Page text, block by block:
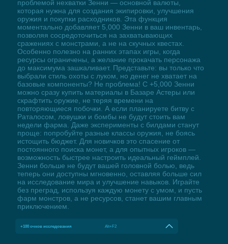
проблемой нехватки Зенни — основной валюты,
которая нужна для создания экипировки, улучшения
оружия и покупки расходников. Эта функция
моментально добавляет 5,000 Зенни в ваш инвентарь,
позволяя сосредоточиться на захватывающих
сражениях с монстрами, а не на скучных квестах.
Особенно полезно на ранних этапах игры, когда
ресурсы ограничены, а желание прокачать персонажа
до максимума зашкаливает. Представьте: вы только что
выбрали стиль охоты с луком, но денег не хватает на
базовые компоненты? Не проблема! С +5,000 Зенни
можно сразу купить материалы в Базаре Астеры или
скрафтить оружие, не теряя времени на
повторяющиеся побочки. А если планируете битву с
Раталосом, ловушки и бомбы не будут стоить вам
недели фарма. Даже эксперименты с билдами станут
проще: попробуйте разные классы оружия, не боясь
истощить бюджет. Для новичков это спасение от
постоянного поиска монет, а для опытных игроков —
возможность быстрее настроить идеальный геймплей.
Зенни больше не будут вашей головной болью, ведь
теперь они доступны мгновенно, оставляя больше сил
на исследование мира и улучшение навыков. Играйте
без преград, используя каждую монету с умом, и пусть
фарм монстров, а не ресурсов, станет вашим главным
приключением.
+100 очков исследования Alt+F2